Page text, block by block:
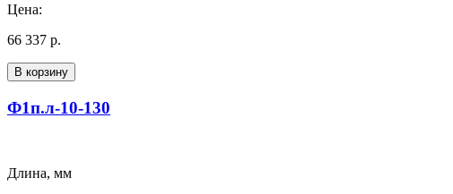
Цена:
66 337 р.
В корзину
Ф1п.л-10-130
Длина, мм